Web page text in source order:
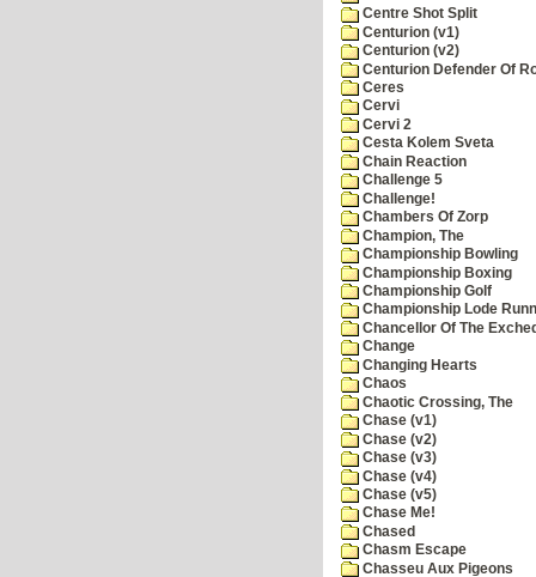
Centre Shot Split
Centurion (v1)
Centurion (v2)
Centurion Defender Of
Ceres
Cervi
Cervi 2
Cesta Kolem Sveta
Chain Reaction
Challenge 5
Challenge!
Chambers Of Zorp
Champion, The
Championship Bowling
Championship Boxing
Championship Golf
Championship Lode
Chancellor Of The
Change
Changing Hearts
Chaos
Chaotic Crossing, The
Chase (v1)
Chase (v2)
Chase (v3)
Chase (v4)
Chase (v5)
Chase Me!
Chased
Chasm Escape
Chasseu Aux Pigeons